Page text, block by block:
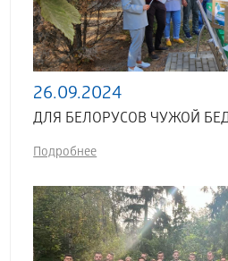
26.09.2024
ДЛЯ БЕЛОРУСОВ ЧУЖОЙ
Подробнее